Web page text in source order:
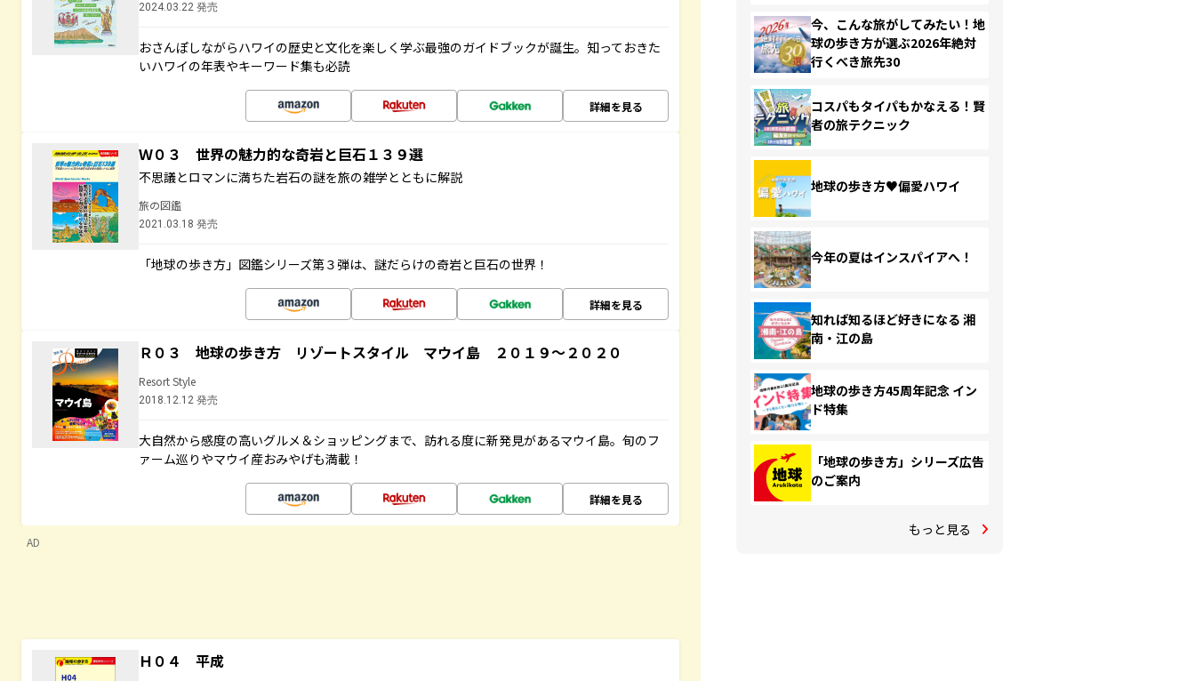
2024.03.22 発売
おさんぽしながらハワイの歴史と文化を楽しく学ぶ最強のガイドブックが誕生。知っておきた
いハワイの年表やキーワード集も必読
詳細を見る
Ｗ０３ 世界の魅力的な奇岩と巨石１３９選
不思議とロマンに満ちた岩石の謎を旅の雑学とともに解説
旅の図鑑
2021.03.18 発売
「地球の歩き方」図鑑シリーズ第３弾は、謎だらけの奇岩と巨石の世界！
詳細を見る
Ｒ０３ 地球の歩き方 リゾートスタイル マウイ島 ２０１９～２０２０
Resort Style
2018.12.12 発売
大自然から感度の高いグルメ＆ショッピングまで、訪れる度に新発見があるマウイ島。旬のフ
ァーム巡りやマウイ産おみやげも満載！
詳細を見る
AD
Ｈ０４ 平成
今、こんな旅がしてみたい！地
球の歩き方が選ぶ2026年絶対
行くべき旅先30
コスパもタイパもかなえる！賢
者の旅テクニック
地球の歩き方♥偏愛ハワイ
今年の夏はインスパイアへ！
知れば知るほど好きになる 湘
南・江の島
地球の歩き方45周年記念 イン
ド特集
「地球の歩き方」シリーズ広告
のご案内
もっと見る